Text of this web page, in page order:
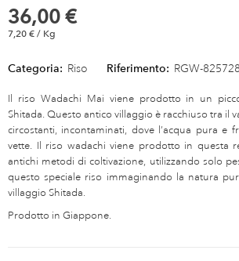
36,00 €
7,20 € / Kg
Categoria: Riso Riferimento: RGW-
Il riso Wadachi Mai viene prodotto in un
Shitada. Questo antico villaggio è racchiuso tra il
circostanti, incontaminati, dove l’acqua pura e
vette. Il riso wadachi viene prodotto in questa
antichi metodi di coltivazione, utilizzando solo
questo speciale riso immaginando la natura
villaggio Shitada.
Prodotto in Giappone.